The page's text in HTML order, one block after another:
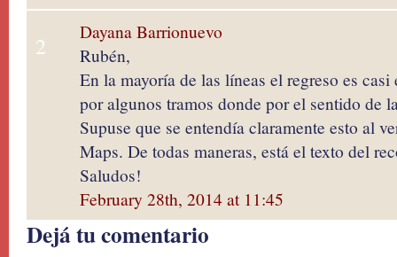
2
Dayana Barrionuevo
Rubén,
En la mayoría de las líneas el regreso es
por algunos tramos donde por el sentido de
Supuse que se entendía claramente esto al
Maps. De todas maneras, está el texto del
Saludos!
February 28th, 2014 at 11:45
Dejá tu comentario